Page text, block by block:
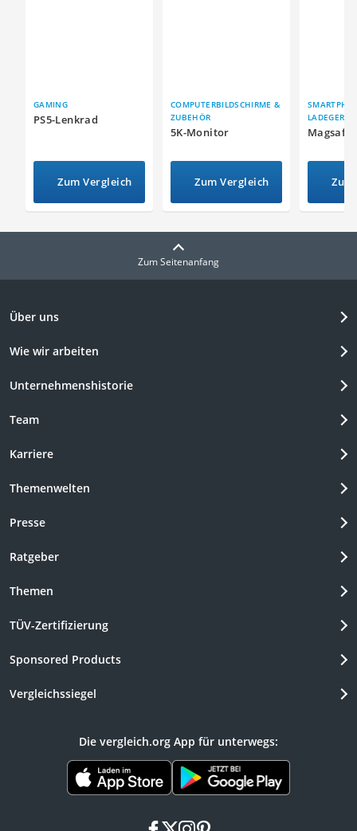
GAMING
PS5-Lenkrad
Zum Vergleich
COMPUTERBILDSCHIRME &
ZUBEHÖR
5K-Monitor
Zum Vergleich
Zum Seitenanfang
Über uns
Wie wir arbeiten
Unternehmenshistorie
Team
Karriere
Themenwelten
Presse
Ratgeber
Themen
TÜV-Zertifizierung
Sponsored Products
Vergleichssiegel
Die vergleich.org App für unterwegs: